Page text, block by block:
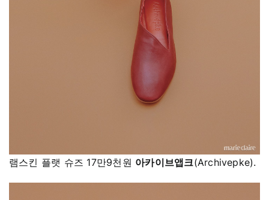
램스킨 플랫 슈즈 17만9천원 아카이브앱크(Archivepke).